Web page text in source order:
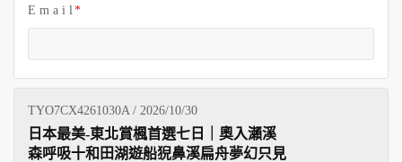
E m a i l
TYO7CX4261030A / 2026/10/30
日本最美-東北賞楓首選七日｜奧入瀨溪
森呼吸十和田湖遊船猊鼻溪扁舟夢幻只見